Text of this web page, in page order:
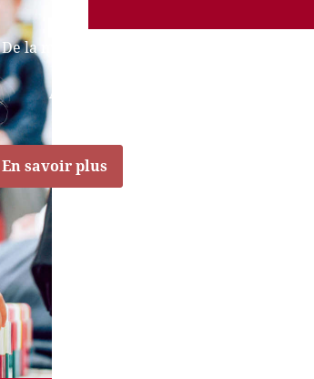
De la maternelle au secondaire
Anglais - Français
En savoir plus